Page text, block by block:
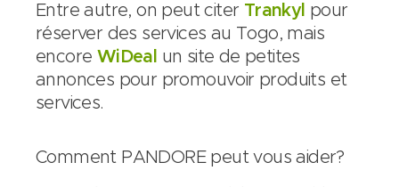
Entre autre, on peut citer Trankyl pour
réserver des services au Togo, mais
encore WiDeal un site de petites
annonces pour promouvoir produits et
services.
Comment PANDORE peut vous aider?